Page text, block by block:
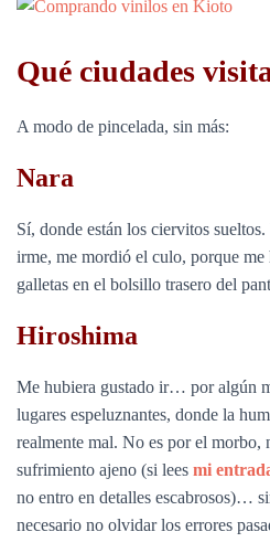
Qué ciudades
A modo de pincelada, sin más:
Nara
Sí, donde están los ciervitos
irme, me mordió el culo, porque me
galletas en el bolsillo trasero del
Hiroshima
Me hubiera gustado ir… por algún
lugares espeluznantes, donde la
realmente mal. No es por el morbo,
sufrimiento ajeno (si lees mi
no entro en detalles escabrosos)…
necesario no olvidar los errores